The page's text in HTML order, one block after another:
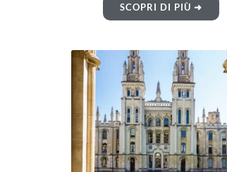
SCOPRI DI PIÙ ➜